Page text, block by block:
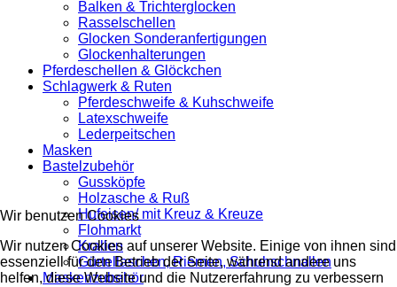
Balken & Trichterglocken
Rasselschellen
Glocken Sonderanfertigungen
Glockenhalterungen
Pferdeschellen & Glöckchen
Schlagwerk & Ruten
Pferdeschweife & Kuhschweife
Latexschweife
Lederpeitschen
Masken
Bastelzubehör
Gussköpfe
Holzasche & Ruß
Hufeisen/ mit Kreuz & Kreuze
Flohmarkt
Krallen
Gürtellaschen, Riemen, Schuhschnallen
Maskenzubehör
Wir benutzen Cookies
Wir nutzen Cookies auf unserer Website. Einige von ihnen sind
essenziell für den Betrieb der Seite, während andere uns
helfen, diese Website und die Nutzererfahrung zu verbessern